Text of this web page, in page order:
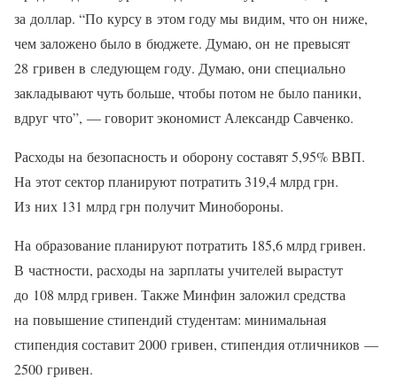
за доллар. “По курсу в этом году мы видим, что он ниже,
чем заложено было в бюджете. Думаю, он не превысят
28 гривен в следующем году. Думаю, они специально
закладывают чуть больше, чтобы потом не было паники,
вдруг что”, — говорит экономист Александр Савченко.
Расходы на безопасность и оборону составят 5,95% ВВП.
На этот сектор планируют потратить 319,4 млрд грн.
Из них 131 млрд грн получит Минобороны.
На образование планируют потратить 185,6 млрд гривен.
В частности, расходы на зарплаты учителей вырастут
до 108 млрд гривен. Также Минфин заложил средства
на повышение стипендий студентам: минимальная
стипендия составит 2000 гривен, стипендия отличников —
2500 гривен.